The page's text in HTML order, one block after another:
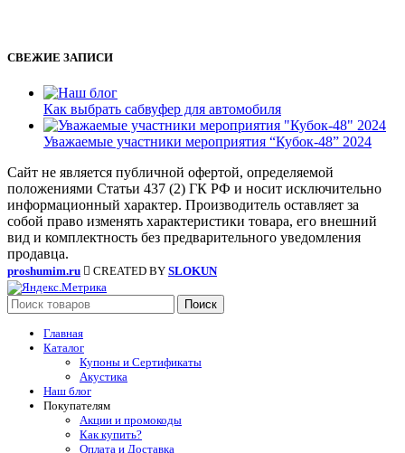
СВЕЖИЕ ЗАПИСИ
Как выбрать сабвуфер для автомобиля
Уважаемые участники мероприятия “Кубок-48” 2024
Сайт не является публичной офертой, определяемой
положениями Статьи 437 (2) ГК РФ и носит исключительно
информационный характер. Производитель оставляет за
собой право изменять характеристики товара, его внешний
вид и комплектность без предварительного уведомления
продавца.
proshumim.ru CREATED BY SLOKUN
Поиск
Главная
Каталог
Купоны и Сертификаты
Акустика
Наш блог
Покупателям
Акции и промокоды
Как купить?
Оплата и Доставка